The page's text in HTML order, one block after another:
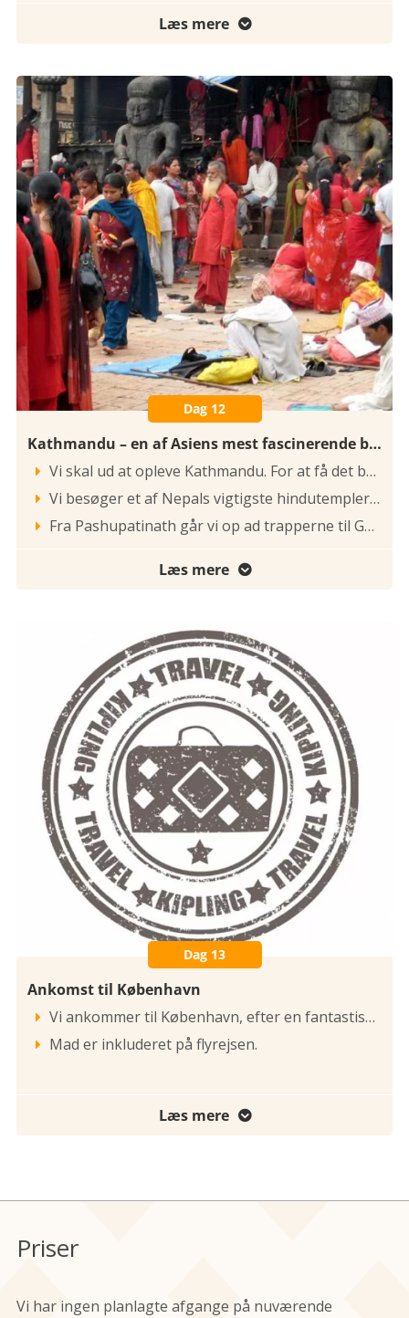
Læs mere 
Dag 12
Kathmandu – en af Asiens mest fascinerende byer
 Vi skal ud at opleve Kathmandu. For at få det bedste indtryk af Nepals særegne hovedstad, har vi sammensat et program, hvor vi både kører og går, derved kommer vi tættere på kulturen end på normale rundture. Vi har sammensat en smuk buket af unikke seværdigheder, der gør Kathmandu til den specielle oplevelse det vitterligt er.
 Vi besøger et af Nepals vigtigste hindutempler Pashupatihnat som ligger ved Bagmati-flodens bred. Bagmati er hellig da den løber ud i Ganges-floden. Det er her hinduerne kremerer deres døde. Vi møder pilgrimme som sadhu’er, hellige tiggermunke, der færdes næsten nøgne med kroppen smurt i aske og det lange skæg og hår smurt i kogødning. Er der et sted i Nepal, man kan få kulturchok, er det her!
 Fra Pashupatinath går vi op ad trapperne til Goraknath og ned til Bagmati-floden, som vi krydser. Vi vandrer nu i det ikke besøgte Kathmandu i 45 min. mod Bhoudanath-området. Bhoudanath er Nepals største og vigtigste buddhistiske stupa og et stort område med masser af klostre og templer. Man ser konstant pilgrimme gå og mumle det tibetanske mantra ”Om Mani Padme Hum” mens de drejer bedemøllerne. Øverst på stupaen ses Buddhas øjne malet på alle fire verdenshjørner. De symboliserer, at Buddha holder øje med Kathmandu. Næsen ligner nærmest et spørgsmålstegn, det symboliserer det nepalesiske tal 1, hvilket står for enhed. Mellem øjnene ses det tredje øje, der har evnen til at se ud over, men også ind i sig selv. Over øjnene er de hellige 13 videns-trin, der fører til Nirvana, frelse eller oplysthed. Øverst ses paraplyen, der står for renhed. Vi kører gennem byen til det centrale Kathmandu, hvor vi bliver sat af ved Dharadara, bedre kendt som Bhimsen Tower. Vi er nu i den fattigere del af det klassiske Kathmandu bag Durbar Square. Her er fascinerende, herligt, venligt og fattigt. Fra Bhimsen Tower går vi gennem gaderne, forbi det gamle badeanlæg til slagter og fiskegaden, hvor kød og fisk ligger fremme til ære for kunder – og fluer!. Langsomt kommer vi op til Jhochen Tole, bedre kendt som Freak Street. Vi er nu kommet ud på Basantapur, her har vi Nepals gamle kongepalads foran os og til venstre åbner det smukkeste af Kathmandu sig op - Durbar Square. Vi kommer gående ind til denne pragtfulde plads med de utallige smukke templer. Det var i århundreder Nepals kraftcenter og har den dag i dag en særlig atmosfære. Vi ser den levende gudinde Kumari’s hus og det store Kasthamandap-hus, bygget af et træ. Vi kommer til Hanuman Dhoka - det gamle kongepalads, inden vi kommer til Nepals største hindu-tempel - Taleju. Vi fortsætter til Indra Chowk og Akhas Bairab templet. Her tager vi et smut ind i det lille sjove perlemarked, inden vi fortsætter ad den smalle basargade til Asan Tole. Gennem gader, gårde og gyder kommer vi langsomt tilbage til hotellet efter en stor rundtur i Nepals levende hovedstad – men uden at have set for mange templer eller brugt dagen i en bus. Her slutter en begivenhedsrig rejse - det er blevet tid til, at tage afsked med Kathmandu og vende næsen hjemad. Sidst på dagen kører vi i lufthavnen og påbegynder hjemrejsen mod København. Morgenmad og afskedsmiddag er inkluderet.
Læs mere 
Dag 13
Ankomst til København
 Vi ankommer til København, efter en fantastisk rejse med både Indiens og Nepals højdepunkter.
 Mad er inkluderet på flyrejsen.
Læs mere 
Priser
Vi har ingen planlagte afgange på nuværende